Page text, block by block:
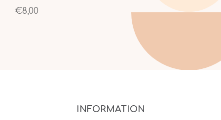
€8,00
INFORMATION